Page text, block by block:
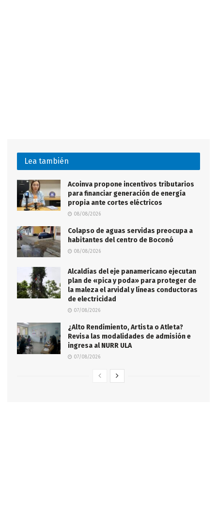
Lea también
Acoinva propone incentivos tributarios
para financiar generación de energía
propia ante cortes eléctricos
08/08/2026
Colapso de aguas servidas preocupa a
habitantes del centro de Boconó
08/08/2026
Alcaldías del eje panamericano ejecutan
plan de «pica y poda» para proteger de
la maleza el arvidal y líneas conductoras
de electricidad
07/08/2026
¿Alto Rendimiento, Artista o Atleta?
Revisa las modalidades de admisión e
ingresa al NURR ULA
07/08/2026